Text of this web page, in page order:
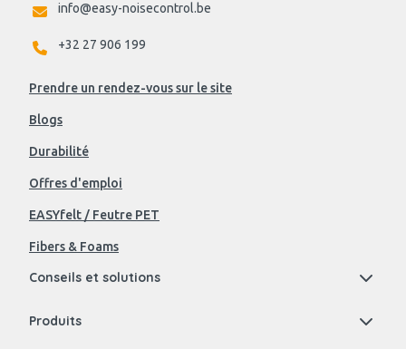
info@easy-noisecontrol.be
+32 27 906 199
Prendre un rendez-vous sur le site
Blogs
Durabilité
Offres d'emploi
EASYfelt / Feutre PET
Fibers & Foams
Conseils et solutions
Produits